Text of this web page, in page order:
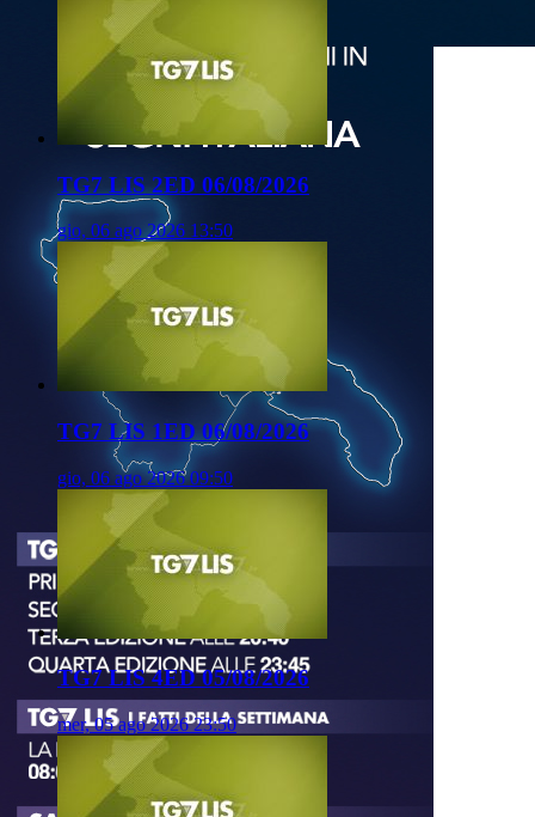
TG7 LIS 2ED 06/08/2026
gio, 06 ago 2026 13:50
TG7 LIS 1ED 06/08/2026
gio, 06 ago 2026 09:50
TG7 LIS 4ED 05/08/2026
mer, 05 ago 2026 23:50